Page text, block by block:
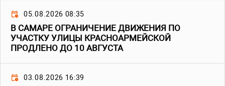
05.08.2026 08:35
В САМАРЕ ОГРАНИЧЕНИЕ ДВИЖЕНИЯ ПО
УЧАСТКУ УЛИЦЫ КРАСНОАРМЕЙСКОЙ
ПРОДЛЕНО ДО 10 АВГУСТА
03.08.2026 16:39